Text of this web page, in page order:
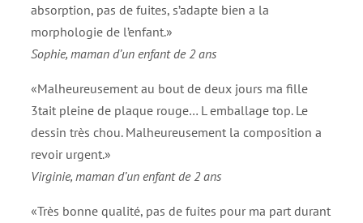
absorption, pas de fuites, s’adapte bien a la
morphologie de l’enfant.»
Sophie, maman d’un enfant de 2 ans
«Malheureusement au bout de deux jours ma fille
3tait pleine de plaque rouge… L emballage top. Le
dessin très chou. Malheureusement la composition a
revoir urgent.»
Virginie, maman d’un enfant de 2 ans
«Très bonne qualité, pas de fuites pour ma part durant